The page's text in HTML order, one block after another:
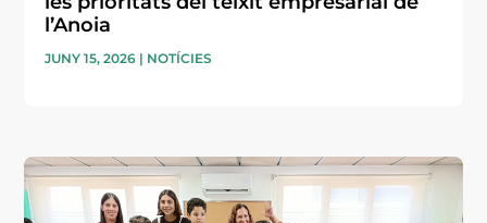
l’Anoia
JUNY 15, 2026 | NOTÍCIES